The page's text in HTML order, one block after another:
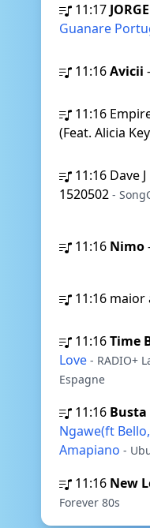
11:17
Guanare
11:16Avicii -
11:16
(Feat. Alicia
11:16 Dave
1520502 -
11:16 Nimo
11:16 maior
11:16Time
Love - RADIO+
Espagne
11:16 Busta
Ngawe(ft
Amapiano -
11:16 New
Forever 80s